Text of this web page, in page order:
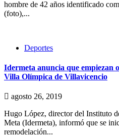
hombre de 42 años identificado
(foto),...
Deportes
Idermeta anuncia que empiezan
Villa Olímpica de Villavicencio
agosto 26, 2019
Hugo López, director del Instituto
Meta (Idermeta), informó que se
remodelación...